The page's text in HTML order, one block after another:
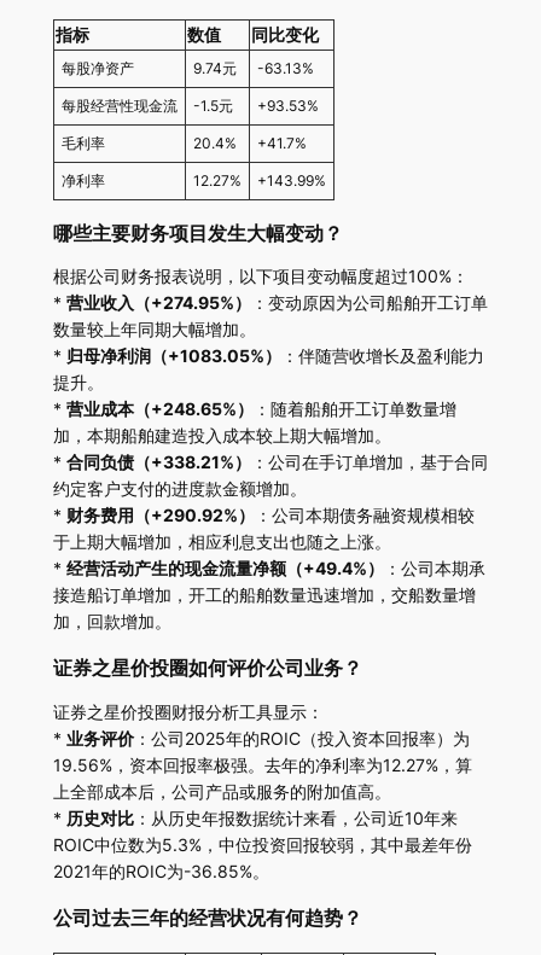
指标 数值 同比变化
每股净资产 9.74元 -63.13%
每股经营性现金流 -1.5元 +93.53%
毛利率 20.4% +41.7%
净利率 12.27% +143.99%
哪些主要财务项目发生大幅变动？
根据公司财务报表说明，以下项目变动幅度超过100%：
* 营业收入（+274.95%）
：变动原因为公司船舶开工订单
数量较上年同期大幅增加。
* 归母净利润（+1083.05%）
：伴随营收增长及盈利能力
提升。
* 营业成本（+248.65%）
：随着船舶开工订单数量增
加，本期船舶建造投入成本较上期大幅增加。
* 合同负债（+338.21%）
：公司在手订单增加，基于合同
约定客户支付的进度款金额增加。
* 财务费用（+290.92%）
：公司本期债务融资规模相较
于上期大幅增加，相应利息支出也随之上涨。
* 经营活动产生的现金流量净额（+49.4%）
：公司本期承
接造船订单增加，开工的船舶数量迅速增加，交船数量增
加，回款增加。
证券之星价投圈如何评价公司业务？
证券之星价投圈财报分析工具显示：
* 业务评价：公司2025年的ROIC（投入资本回报率）为
19.56%，资本回报率极强。去年的净利率为12.27%，算
上全部成本后，公司产品或服务的附加值高。
* 历史对比：从历史年报数据统计来看，公司近10年来
ROIC中位数为5.3%，中位投资回报较弱，其中最差年份
2021年的ROIC为-36.85%。
公司过去三年的经营状况有何趋势？